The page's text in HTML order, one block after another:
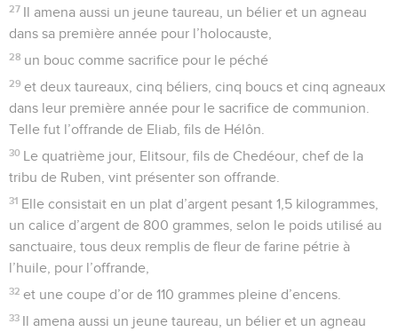
27 Il amena aussi un jeune taureau, un bélier et un agneau
dans sa première année pour l’holocauste,
28 un bouc comme sacrifice pour le péché
29 et deux taureaux, cinq béliers, cinq boucs et cinq agneaux
dans leur première année pour le sacrifice de communion.
Telle fut l’offrande de Eliab, fils de Hélôn.
30 Le quatrième jour, Elitsour, fils de Chedéour, chef de la
tribu de Ruben, vint présenter son offrande.
31 Elle consistait en un plat d’argent pesant 1,5 kilogrammes,
un calice d’argent de 800 grammes, selon le poids utilisé au
sanctuaire, tous deux remplis de fleur de farine pétrie à
l’huile, pour l’offrande,
32 et une coupe d’or de 110 grammes pleine d’encens.
33 Il amena aussi un jeune taureau, un bélier et un agneau